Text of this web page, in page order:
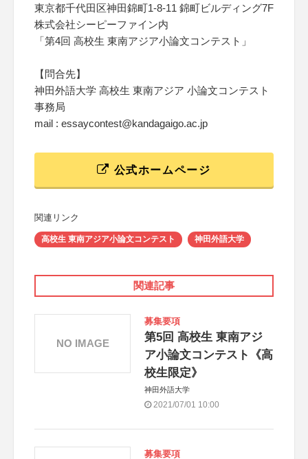
東京都千代田区神田錦町1-8-11 錦町ビルディング7F
株式会社シーピーファイン内
「第4回 高校生 東南アジア小論文コンテスト」
【問合先】
神田外語大学 高校生 東南アジア 小論文コンテスト
事務局
mail : essaycontest@kandagaigo.ac.jp
公式ホームページ
関連リンク
高校生 東南アジア小論文コンテスト 神田外語大学
関連記事
募集要項
第5回 高校生 東南アジ
ア小論文コンテスト《高
校生限定》
神田外語大学
2021/07/01 10:00
NO IMAGE
募集要項